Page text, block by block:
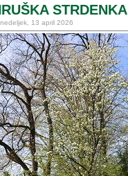
STRDENKA
13 april 2026